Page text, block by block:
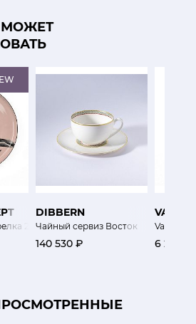
МОЖЕТ
26 см Экзо
DIBBERN
Чайный сервиз Восток
140 530 ₽
Valerie
6 200 ₽